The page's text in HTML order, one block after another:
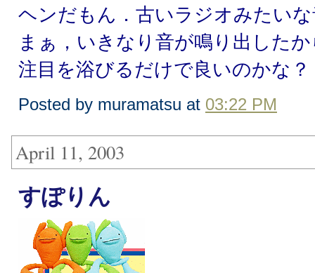
ヘンだもん．古いラジオみたい
まぁ，いきなり音が鳴り出した
注目を浴びるだけで良いのかな？
Posted by muramatsu at 03:22 PM
April 11, 2003
すぽりん